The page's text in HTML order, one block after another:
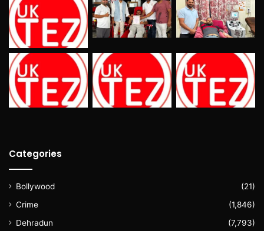
Categories
Bollywood
(21)
Crime
(1,846)
Dehradun
(7,793)